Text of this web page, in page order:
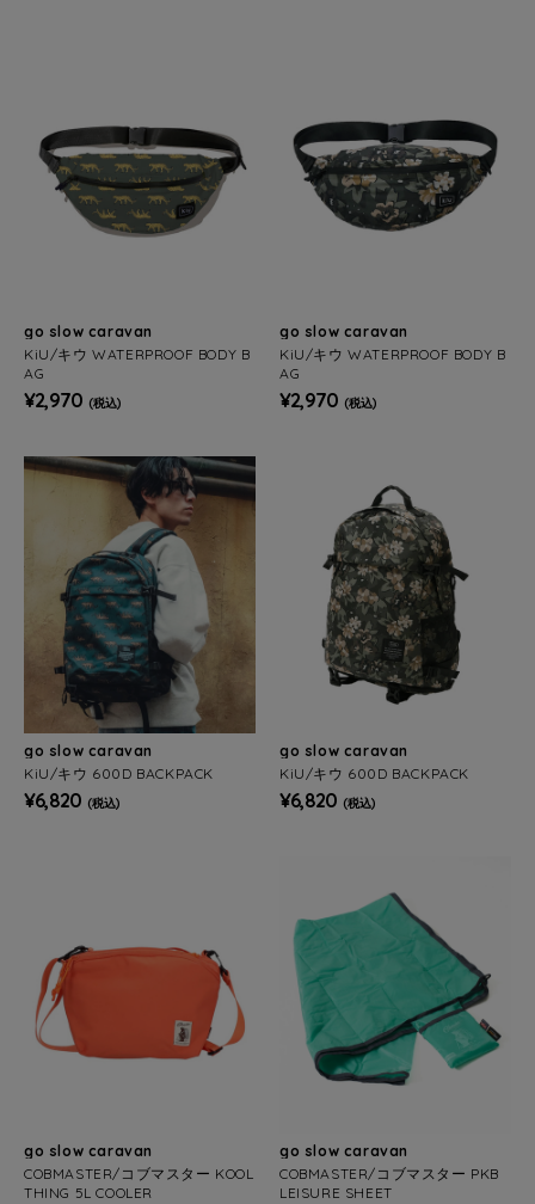
go slow caravan
KiU/キウ WATERPROOF BODY B
AG
¥2,970 (税込)
go slow caravan
KiU/キウ WATERPROOF BODY B
AG
¥2,970 (税込)
go slow caravan
KiU/キウ 600D BACKPACK
¥6,820 (税込)
go slow caravan
KiU/キウ 600D BACKPACK
¥6,820 (税込)
go slow caravan
COBMASTER/コブマスター KOOL
THING 5L COOLER
go slow caravan
COBMASTER/コブマスター PKB
LEISURE SHEET